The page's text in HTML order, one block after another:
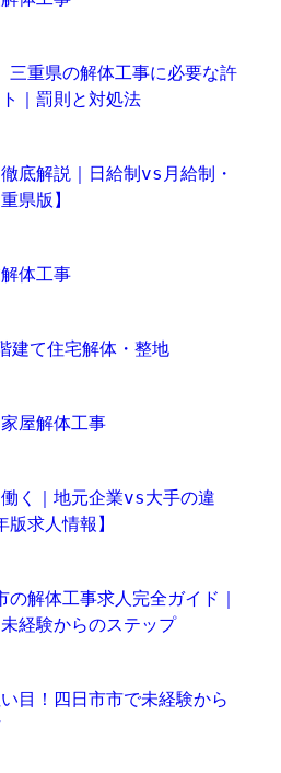
三重県の解体工事に必要な許
｜罰則と対処法
底解説｜日給制vs月給制・
県版】
体工事
建て住宅解体・整地
屋解体工事
く｜地元企業vs大手の違
求人情報】
の解体工事求人完全ガイド｜
経験からのステップ
目！四日市市で未経験から